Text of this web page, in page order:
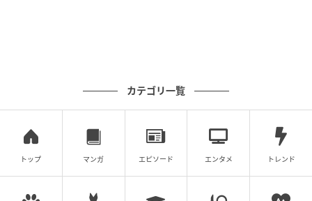
カテゴリ一覧
トップ マンガ エピソード エンタメ トレンド